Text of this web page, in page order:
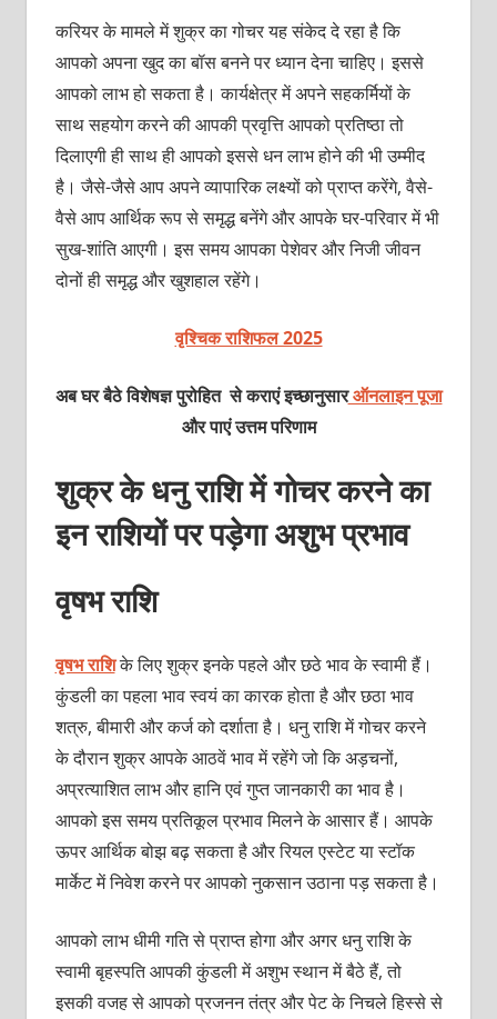
करियर के मामले में शुक्र का गोचर यह संकेद दे रहा है कि
आपको अपना खुद का बॉस बनने पर ध्‍यान देना चाहिए। इससे
आपको लाभ हो सकता है। कार्यक्षेत्र में अपने सह‍कर्मियों के
साथ सहयोग करने की आपकी प्रवृत्ति आपको प्र‍तिष्‍ठा तो
दिलाएगी ही साथ ही आपको इससे धन लाभ होने की भी उम्‍मीद
है। जैसे-जैसे आप अपने व्‍यापारिक लक्ष्‍यों को प्राप्‍त करेंगे, वैसे-
वैसे आप आर्थिक रूप से समृद्ध बनेंगे और आपके घर-परिवार में भी
सुख-शांति आएगी। इस समय आपका पेशेवर और निजी जीवन
दोनों ही समृद्ध और खुशहाल रहेंगे।
वृश्चिक राशिफल 2025
अब घर बैठे विशेषज्ञ पुरोहित से कराएं इच्छानुसारऑनलाइन पूजा
और पाएं उत्तम परिणाम
शुक्र के धनु राशि में गोचर करने का
इन राशियों पर पड़ेगा अशुभ प्रभाव
वृषभ राशि
वृषभ राशिके लिए शुक्र इनके पहले और छठे भाव के स्‍वामी हैं।
कुंडली का पहला भाव स्‍वयं का कारक होता है और छठा भाव
शत्रु, बीमारी और कर्ज को दर्शाता है। धनु राशि में गोचर करने
के दौरान शुक्र आपके आठवें भाव में रहेंगे जो कि अड़चनों,
अप्रत्‍याशित लाभ और हानि एवं गुप्‍त जानकारी का भाव है।
आपको इस समय प्रतिकूल प्रभाव मिलने के आसार हैं। आपके
ऊपर आर्थिक बोझ बढ़ सकता है और रियल एस्‍टेट या स्‍टॉक
मार्केट में निवेश करने पर आपको नुकसान उठाना पड़ सकता है।
आपको लाभ धीमी गति से प्राप्‍त होगा और अगर धनु राशि के
स्‍वामी बृहस्‍पति आपकी कुंडली में अशुभ स्‍थान में बैठे हैं, तो
इसकी वजह से आपको प्रजनन तंत्र और पेट के निचले हिस्‍से से